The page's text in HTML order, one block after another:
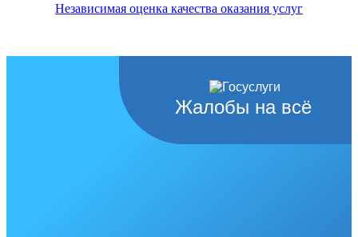
Независимая оценка качества оказания услуг
Жалобы на всё